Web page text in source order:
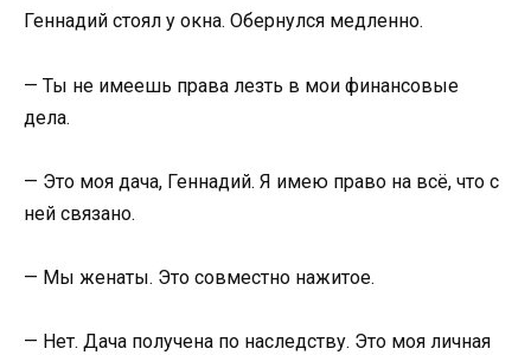
Геннадий стоял у окна. Обернулся медленно.
— Ты не имеешь права лезть в мои финансовые
дела.
— Это моя дача, Геннадий. Я имею право на всё, что с
ней связано.
— Мы женаты. Это совместно нажитое.
— Нет. Дача получена по наследству. Это моя личная